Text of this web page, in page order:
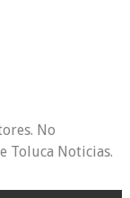
No
Toluca Noticias.